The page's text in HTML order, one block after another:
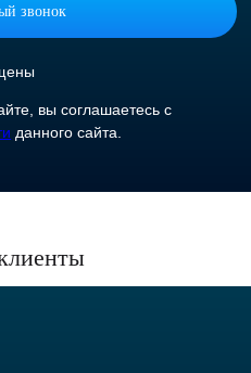
звонок
вы соглашаетесь с
данного сайта.